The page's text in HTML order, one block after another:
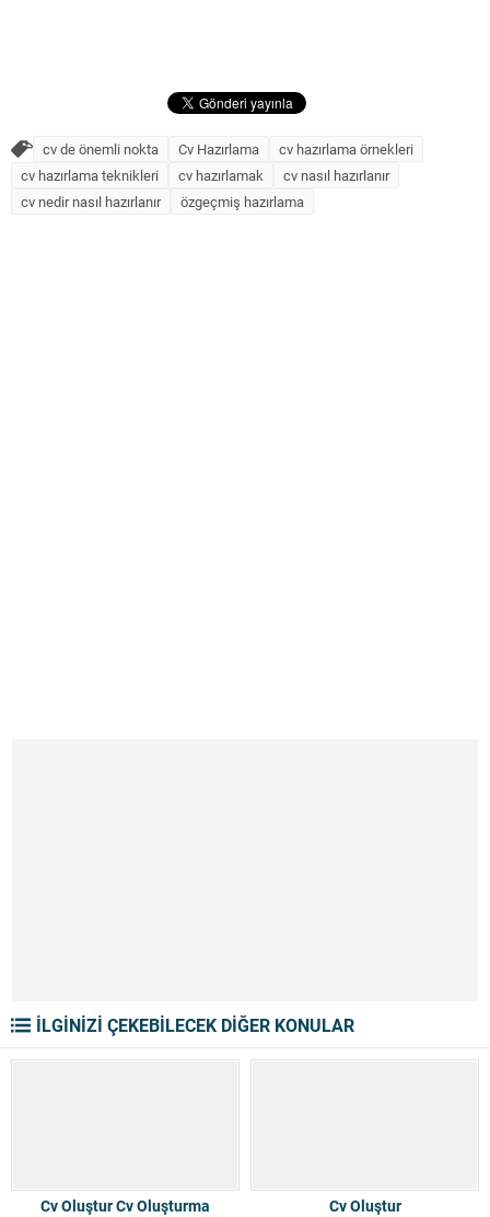
cv de önemli nokta Cv Hazırlama
cv hazırlama örnekleri
cv hazırlama teknikleri
cv hazırlamak
cv nasıl hazırlanır
cv nedir nasıl hazırlanır
özgeçmiş hazırlama
İLGİNİZİ ÇEKEBİLECEK DİĞER KONULAR
Cv Oluştur Cv Oluşturma Cv Oluştur